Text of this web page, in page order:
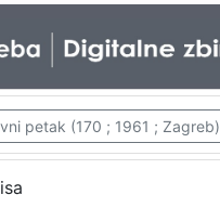
petak (170 ; 1961 ; Zagreb)